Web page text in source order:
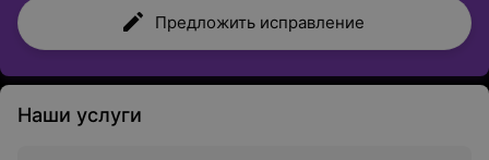
Предложить исправление
Наши услуги